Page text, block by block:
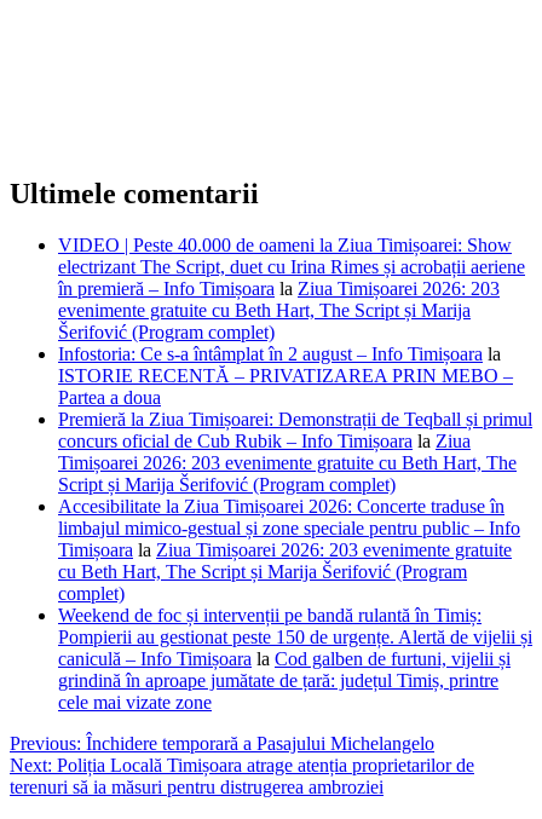
Ultimele comentarii
VIDEO | Peste 40.000 de oameni la Ziua Timișoarei: Show
electrizant The Script, duet cu Irina Rimes și acrobații aeriene
în premieră – Info Timișoara la Ziua Timișoarei 2026: 203
evenimente gratuite cu Beth Hart, The Script și Marija
Šerifović (Program complet)
Infostoria: Ce s-a întâmplat în 2 august – Info Timișoara la
ISTORIE RECENTĂ – PRIVATIZAREA PRIN MEBO –
Partea a doua
Premieră la Ziua Timișoarei: Demonstrații de Teqball și primul
concurs oficial de Cub Rubik – Info Timișoara la Ziua
Timișoarei 2026: 203 evenimente gratuite cu Beth Hart, The
Script și Marija Šerifović (Program complet)
Accesibilitate la Ziua Timișoarei 2026: Concerte traduse în
limbajul mimico-gestual și zone speciale pentru public – Info
Timișoara la Ziua Timișoarei 2026: 203 evenimente gratuite
cu Beth Hart, The Script și Marija Šerifović (Program
complet)
Weekend de foc și intervenții pe bandă rulantă în Timiș:
Pompierii au gestionat peste 150 de urgențe. Alertă de vijelii și
caniculă – Info Timișoara la Cod galben de furtuni, vijelii și
grindină în aproape jumătate de țară: județul Timiș, printre
cele mai vizate zone
Navigare
în
Previous: Închidere temporară a Pasajului Michelangelo
Next: Poliția Locală Timișoara atrage atenția proprietarilor de
terenuri să ia măsuri pentru distrugerea ambroziei